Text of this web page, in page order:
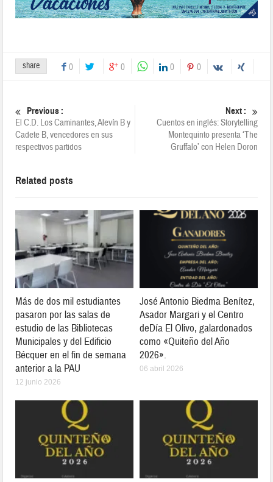
share 0 0 0 0
Previous :
El C.D. Los Caminantes, Alevín B y
Cadete B, vencedores en sus
respectivos partidos
Next :
Cuentos en inglés: Storytelling
Montequinto presenta ‘The
Gruffalo’ con Helen Doron
Related posts
Más de dos mil estudiantes
pasaron por las salas de
estudio de las Bibliotecas
Municipales y del Edificio
Bécquer en el fin de semana
anterior a la PAU
12 junio 2026
José Antonio Biedma Benítez,
Asador Margari y el Centro
deDía El Olivo, galardonados
como «Quiteño del Año
2026».
06 abril 2026